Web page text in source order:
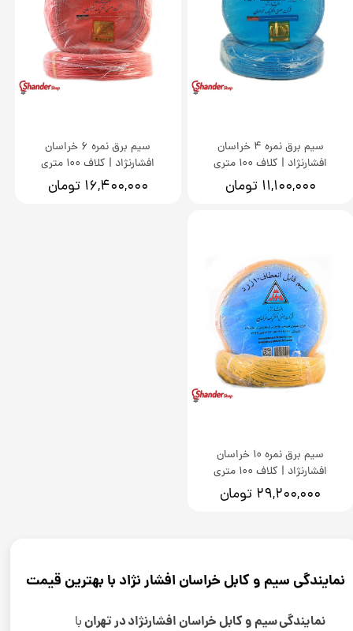
سیم برق نمره 4 خراسان
افشارنژاد | کلاف 100 متری
۱۱,۱۰۰,۰۰۰ تومان
سیم برق نمره 6 خراسان
افشارنژاد | کلاف 100 متری
۱۶,۴۰۰,۰۰۰ تومان
سیم برق نمره 10 خراسان
افشارنژاد | کلاف 100 متری
۲۹,۲۰۰,۰۰۰ تومان
نمایندگی سیم و کابل خراسان افشار نژاد با بهترین قیمت
نمایندگی سیم و کابل خراسان افشارنژاد در تهرانبا